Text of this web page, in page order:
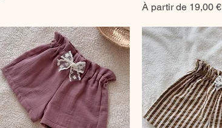
À partir de 19,00 €
Prix promotionnel